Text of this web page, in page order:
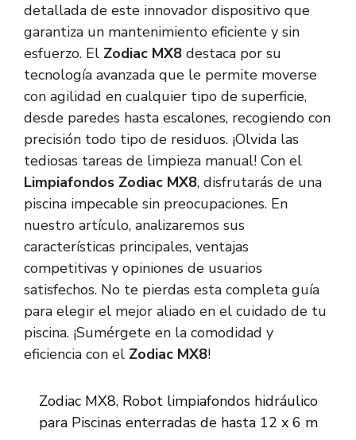
detallada de este innovador dispositivo que
garantiza un mantenimiento eficiente y sin
esfuerzo. El Zodiac MX8 destaca por su
tecnología avanzada que le permite moverse
con agilidad en cualquier tipo de superficie,
desde paredes hasta escalones, recogiendo con
precisión todo tipo de residuos. ¡Olvida las
tediosas tareas de limpieza manual! Con el
Limpiafondos Zodiac MX8, disfrutarás de una
piscina impecable sin preocupaciones. En
nuestro artículo, analizaremos sus
características principales, ventajas
competitivas y opiniones de usuarios
satisfechos. No te pierdas esta completa guía
para elegir el mejor aliado en el cuidado de tu
piscina. ¡Sumérgete en la comodidad y
eficiencia con el Zodiac MX8!
Zodiac MX8, Robot limpiafondos hidráulico
para Piscinas enterradas de hasta 12 x 6 m